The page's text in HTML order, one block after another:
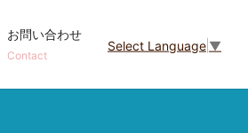
Select Language ▼
お問い合わせ
Contact